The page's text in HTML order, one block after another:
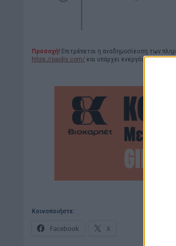
Προσοχή! Επιτρέπεται η αναδημοσίευση των
https://paidis.com/ και υπάρχει ενεργός
Κοινοποιήστε:
Facebook X